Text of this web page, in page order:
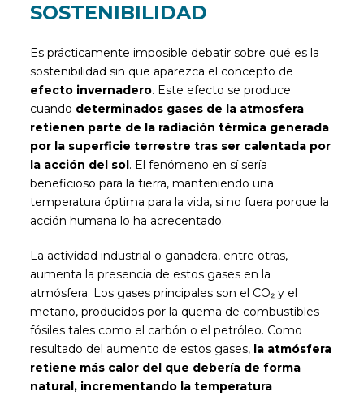
SOSTENIBILIDAD
Es prácticamente imposible debatir sobre qué es la
sostenibilidad sin que aparezca el concepto de
efecto invernadero. Este efecto se produce
cuando determinados gases de la atmosfera
retienen parte de la radiación térmica generada
por la superficie terrestre tras ser calentada por
la acción del sol . El fenómeno en sí sería
beneficioso para la tierra, manteniendo una
temperatura óptima para la vida, si no fuera porque la
acción humana lo ha acrecentado.
La actividad industrial o ganadera, entre otras,
aumenta la presencia de estos gases en la
atmósfera. Los gases principales son el CO₂ y el
metano, producidos por la quema de combustibles
fósiles tales como el carbón o el petróleo. Como
resultado del aumento de estos gases, la atmósfera
retiene más calor del que debería de forma
natural, incrementando la temperatura